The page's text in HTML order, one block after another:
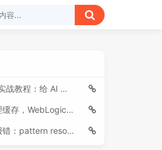
CodeGraph 实战教程：给 AI 编程助手装上“代码导航仪”
weblogic清理缓存，WebLogic清理缓存、后台重启
go嵌入文件报错：pattern resources/sql/*.sql: no matching files found